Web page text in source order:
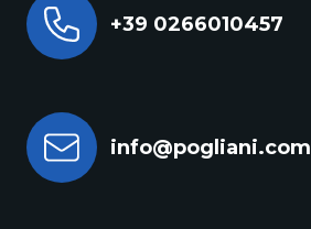
+39 0266010457
info@pogliani.com